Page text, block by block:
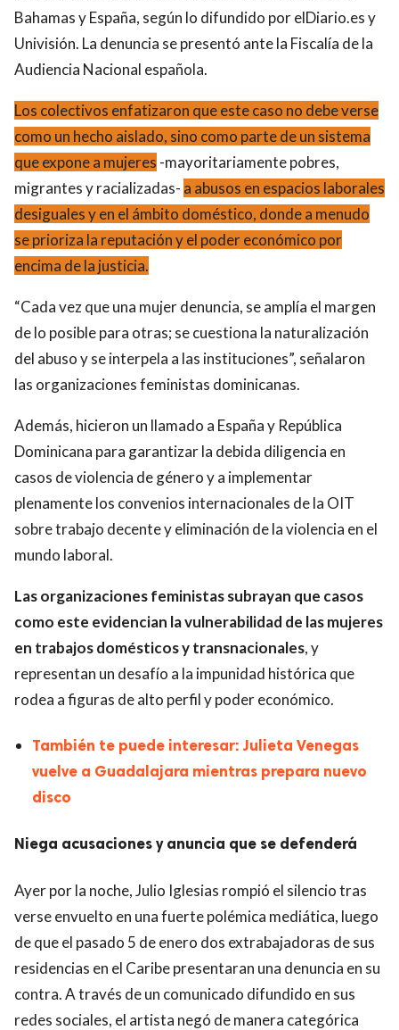
Bahamas y España, según lo difundido por elDiario.es y
Univisión. La denuncia se presentó ante la Fiscalía de la
Audiencia Nacional española.
Los colectivos enfatizaron que este caso no debe verse
como un hecho aislado, sino como parte de un sistema
que expone a mujeres -mayoritariamente pobres,
migrantes y racializadas- a abusos en espacios laborales
desiguales y en el ámbito doméstico, donde a menudo
se prioriza la reputación y el poder económico por
encima de la justicia.
“Cada vez que una mujer denuncia, se amplía el margen
de lo posible para otras; se cuestiona la naturalización
del abuso y se interpela a las instituciones”, señalaron
las organizaciones feministas dominicanas.
Además, hicieron un llamado a España y República
Dominicana para garantizar la debida diligencia en
casos de violencia de género y a implementar
plenamente los convenios internacionales de la OIT
sobre trabajo decente y eliminación de la violencia en el
mundo laboral.
Las organizaciones feministas subrayan que casos
como este evidencian la vulnerabilidad de las mujeres
en trabajos domésticos y transnacionales, y
representan un desafío a la impunidad histórica que
rodea a figuras de alto perfil y poder económico.
También te puede interesar: Julieta Venegas
vuelve a Guadalajara mientras prepara nuevo
disco
Niega acusaciones y anuncia que se defenderá
Ayer por la noche, Julio Iglesias rompió el silencio tras
verse envuelto en una fuerte polémica mediática, luego
de que el pasado 5 de enero dos extrabajadoras de sus
residencias en el Caribe presentaran una denuncia en su
contra. A través de un comunicado difundido en sus
redes sociales, el artista negó de manera categórica